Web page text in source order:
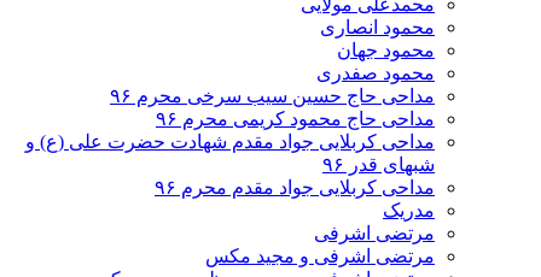
محمدعلی مولایی
محمود انصاری
محمود جهان
محمود صفدری
مداحی حاج حسین سیب سرخی محرم ۹۶
مداحی حاج محمود کریمی محرم ۹۶
مداحی کربلایی جواد مقدم شهادت حضرت علی (ع) و
شبهای قدر ۹۶
مداحی کربلایی جواد مقدم محرم ۹۶
مدریک
مرتضی اشرفی
مرتضی اشرفی و مجید مکس